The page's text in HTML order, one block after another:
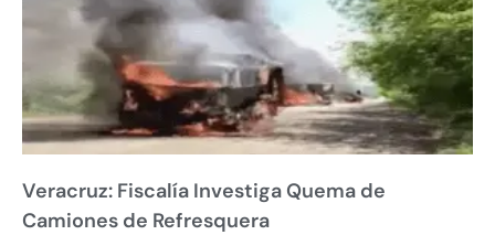
Veracruz: Fiscalía Investiga Quema de
Camiones de Refresquera